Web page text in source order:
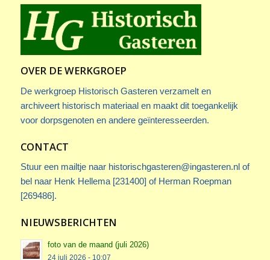
OVER DE WERKGROEP
De werkgroep Historisch Gasteren verzamelt en
archiveert historisch materiaal en maakt dit toegankelijk
voor dorpsgenoten en andere geïnteresseerden.
CONTACT
Stuur een mailtje naar historischgasteren@ingasteren.nlof
bel naar Henk Hellema [231400] of Herman Roepman
[269486].
NIEUWSBERICHTEN
foto van de maand (juli 2026)
24 juli 2026 - 10:07